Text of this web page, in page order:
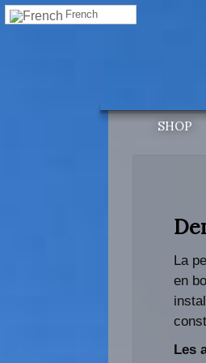
French
SHOP
La
en
Les